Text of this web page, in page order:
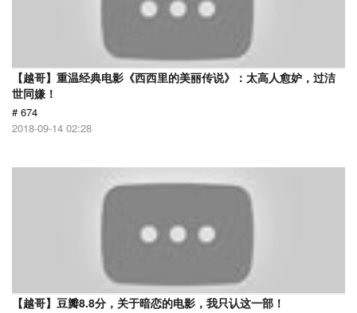
【越哥】重温经典电影《西西里的美丽传说》：太高人愈妒，过洁
世同嫌！
# 674
2018-09-14 02:28
【越哥】豆瓣8.8分，关于暗恋的电影，我只认这一部！